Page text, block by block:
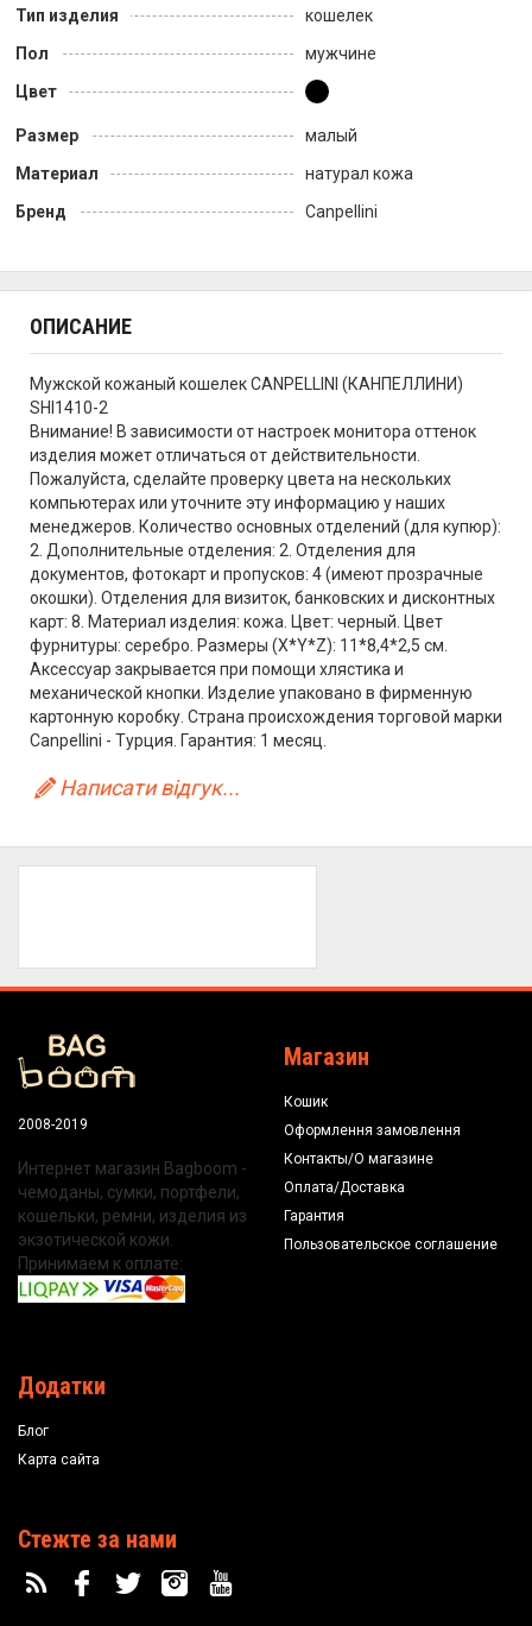
Тип изделия
кошелек
Пол
мужчине
Цвет
Размер
малый
Материал
натурал кожа
Бренд
Canpellini
ОПИСАНИЕ
Мужской кожаный кошелек CANPELLINI (КАНПЕЛЛИНИ)
SHI1410-2
Внимание! В зависимости от настроек монитора оттенок
изделия может отличаться от действительности.
Пожалуйста, сделайте проверку цвета на нескольких
компьютерах или уточните эту информацию у наших
менеджеров. Количество основных отделений (для купюр):
2. Дополнительные отделения: 2. Отделения для
документов, фотокарт и пропусков: 4 (имеют прозрачные
окошки). Отделения для визиток, банковских и дисконтных
карт: 8. Материал изделия: кожа. Цвет: черный. Цвет
фурнитуры: серебро. Размеры (X*Y*Z): 11*8,4*2,5 см.
Аксессуар закрывается при помощи хлястика и
механической кнопки. Изделие упаковано в фирменную
картонную коробку. Страна происхождения торговой марки
Canpellini - Турция. Гарантия: 1 месяц.
Написати відгук...
2008-2019
Интернет магазин Bagboom -
чемоданы, сумки, портфели,
кошельки, ремни, изделия из
экзотической кожи.
Принимаем к оплате:
Магазин
Кошик
Оформлення замовлення
Контакты/О магазине
Оплата/Доставка
Гарантия
Пользовательское соглашение
Додатки
Блог
Карта сайта
Стежте за нами